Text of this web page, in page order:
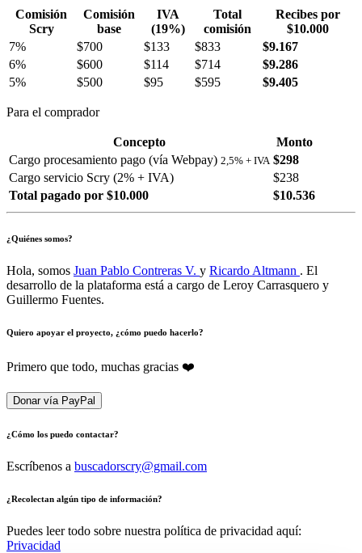
Comisión
Scry
Comisión
base
IVA
(19%)
Total
comisión
Recibes por
$10.000
7%
$700 $133 $833
$9.167
6%
$600 $114 $714
$9.286
5%
$500 $95 $595 $9.405
Para el comprador
Concepto
Monto
Cargo procesamiento pago (vía Webpay) 2,5% + IVA $298
Cargo servicio Scry (2% + IVA)
$238
Total pagado por $10.000
$10.536
¿Quiénes somos?
Hola, somos Juan Pablo Contreras V. y Ricardo Altmann . El
desarrollo de la plataforma está a cargo de Leroy Carrasquero y
Guillermo Fuentes.
Quiero apoyar el proyecto, ¿cómo puedo hacerlo?
Primero que todo, muchas gracias ❤️
Donar vía PayPal
¿Cómo los puedo contactar?
Escríbenos a buscadorscry@gmail.com
¿Recolectan algún tipo de información?
Puedes leer todo sobre nuestra política de privacidad aquí:
Privacidad